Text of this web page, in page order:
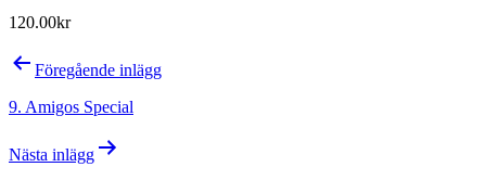
120.00kr
Inläggsnavigering
Föregående inlägg
9. Amigos Special
Nästa inlägg